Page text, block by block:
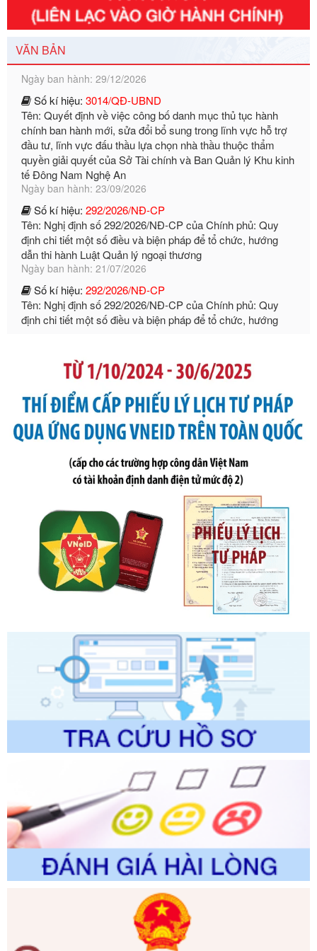
VĂN BẢN
Số kí hiệu: 351/2025/NĐ-CP
Tên: Nghị định số 351/2025/NĐ-CP của Chính phủ: Quy
Ngày ban hành: 29/12/2026
Số kí hiệu:3014/QĐ-UBND
Tên: Quyết định về việc công bố danh mục thủ tục hành
chính ban hành mới, sửa đổi bổ sung trong lĩnh vực hỗ trợ
đầu tư, lĩnh vực đấu thầu lựa chọn nhà thầu thuộc thẩm
quyền giải quyết của Sở Tài chính và Ban Quản lý Khu kinh
tế Đông Nam Nghệ An
Ngày ban hành: 23/09/2026
Số kí hiệu:292/2026/NĐ-CP
Tên: Nghị định số 292/2026/NĐ-CP của Chính phủ: Quy
định chi tiết một số điều và biện pháp để tổ chức, hướng
dẫn thi hành Luật Quản lý ngoại thương
Ngày ban hành: 21/07/2026
Số kí hiệu:292/2026/NĐ-CP
Tên: Nghị định số 292/2026/NĐ-CP của Chính phủ: Quy
định chi tiết một số điều và biện pháp để tổ chức, hướng
dẫn thi hành Luật Quản lý ngoại thương
Ngày ban hành: 21/07/2026
Tên: Thông tư số 105/2026/TT-BTC của Bộ Tài chính: Bãi
bỏ Thông tư số 87/2019/TT- BТC ngày 19 tháng 12 năm
2019 của Bộ trưởng Bộ Tài chính hướng dẫn thực hiện xử
phạt vi phạm hành chính trong lĩnh vực kho bạc nhà nước
Ngày ban hành: 21/07/2026
Số kí hiệu:291/2026/NĐ-CP
Tên: Nghị định số 291/2026/NĐ-CP của Chính phủ: Sửa
đổi, bổ sung một số điều của Nghị định số 125/2020/NĐ-СР
ngày 19 tháng 10 năm 2020 của Chính phủ quy định xử
phạt vi phạm hành chính về thuế, hóa đơn được sửa đổi, bổ
sung bởi Nghị định số 102/2021/NĐ-CP
Ngày ban hành: 20/07/2026
Số kí hiệu:2303/QĐ-UBND
Tên: Quyết định công bố Danh mục thủ tục hành chính mới
ban hành, được sửa đổi, bổ sung, bị bãi bỏ và phê duyệt
Quy trình nội bộ, quy trình điện tử giải quyết thủ tục hành
chính trong một số lĩnh vực thuộc phạm vi chức năng quản
Ngày ban hành: 01/06/2026
Số kí hiệu:2304/QĐ-UBND
Tên: Quyết định công bố Danh mục thủ tục hành chính
được sửa đổi, bổ sung và phê duyệt Quy trình nội bộ, quy
trình điện tử giải quyết thủ tục hành chính trong lĩnh vực Du
lịch thuộc phạm vi chức năng quản lý của Sở Văn hóa, Thể
thao và Du lịch
Ngày ban hành: 01/06/2026
2310/QĐ-UBND
Tên: Về việc công bố Danh mục thủ tục hành chính sửa
đổi, bổ sung và phê duyệt Quy trình nội bộ, quy trình điện tử
trong giải quyết thủtục hành chính lĩnh vực biến đổi khí hậu
thuộc phạm vi giải quyết của Sở Nông nghiệp và Môi
trường
Ngày ban hành: 01/06/2026
Số kí hiệu:2300/QĐ-UBND
Tên: V/v công bố danh mục thủ tục hành chính được sửa
đổi, bổ sung và phê duyệt quy trình nội bộ, quy trình điện tử
giải quyết thủ tục hành chính trong lĩnh vực Luật sư thuộc
phạm vi chức năng quản lý của Sở Tư pháp